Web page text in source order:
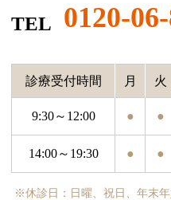
TEL 0120-
診療受付時間 月 火
9:30～12:00 ● ●
14:00～19:30 ● ●
※休診日：日曜、祝日、年末